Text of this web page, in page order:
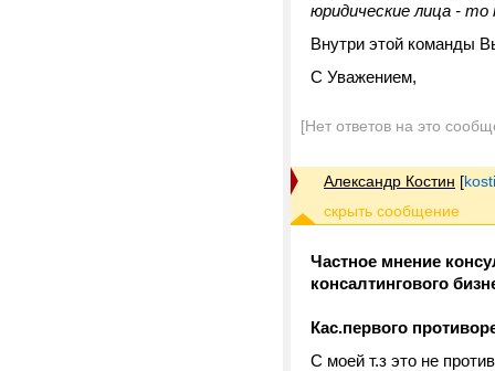
юридические лица -
Внутри этой команды
С Уважением,
[Нет ответов на это
Александр Костин [
Частное мнение
консалтингового
Кас.первого
С моей т.з это не